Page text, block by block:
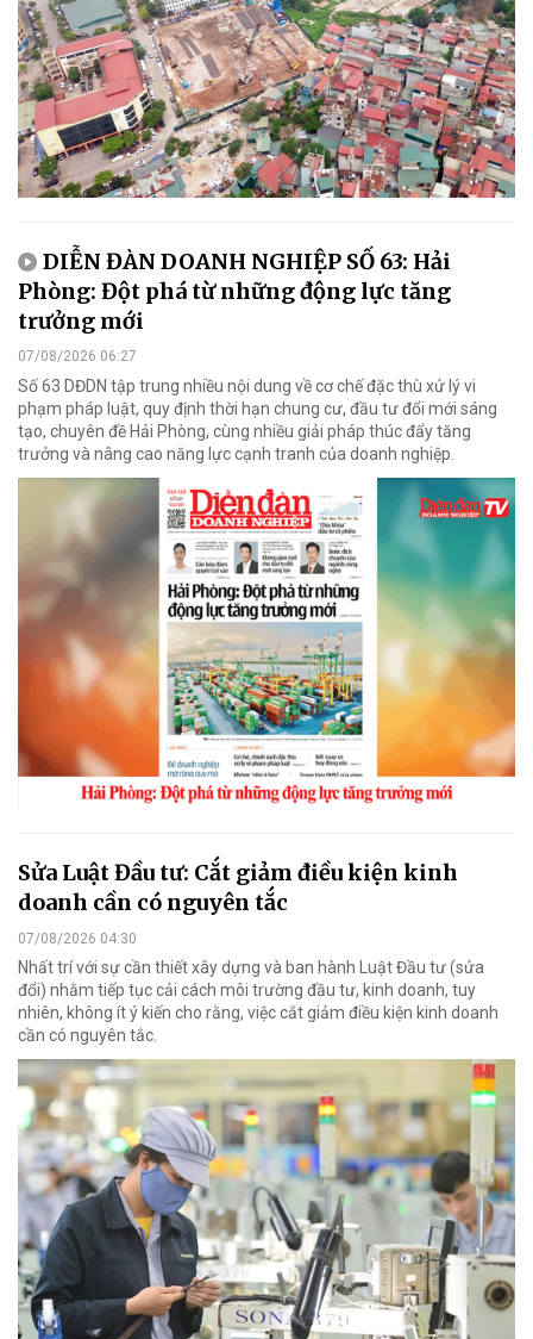
DIỄN ĐÀN DOANH NGHIỆP SỐ 63: Hải
Phòng: Đột phá từ những động lực tăng
trưởng mới
07/08/2026 06:27
Số 63 DĐDN tập trung nhiều nội dung về cơ chế đặc thù xử lý vi
phạm pháp luật, quy định thời hạn chung cư, đầu tư đổi mới sáng
tạo, chuyên đề Hải Phòng, cùng nhiều giải pháp thúc đẩy tăng
trưởng và nâng cao năng lực cạnh tranh của doanh nghiệp.
Sửa Luật Đầu tư: Cắt giảm điều kiện kinh
doanh cần có nguyên tắc
07/08/2026 04:30
Nhất trí với sự cần thiết xây dựng và ban hành Luật Đầu tư (sửa
đổi) nhằm tiếp tục cải cách môi trường đầu tư, kinh doanh, tuy
nhiên, không ít ý kiến cho rằng, việc cắt giảm điều kiện kinh doanh
cần có nguyên tắc.